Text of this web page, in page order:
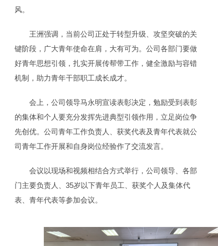
风。
王洲强调，当前公司正处于转型升级、攻坚突破的关
键阶段，广大青年使命在肩，大有可为。公司各部门要做
好青年思想引领，扎实开展传帮带工作，健全激励与容错
机制，助力青年干部职工成长成才。
会上，公司领导马永明宣读表彰决定，勉励受到表彰
的集体和个人要充分发挥先进典型引领作用，立足岗位争
先创优。公司青年工作负责人、获奖代表及青年代表就公
司青年工作开展和自身岗位经验作了交流发言。
会议以现场和视频相结合方式举行，公司领导、各部
门主要负责人、35岁以下青年员工、获奖个人及集体代
表、青年代表等参加会议。